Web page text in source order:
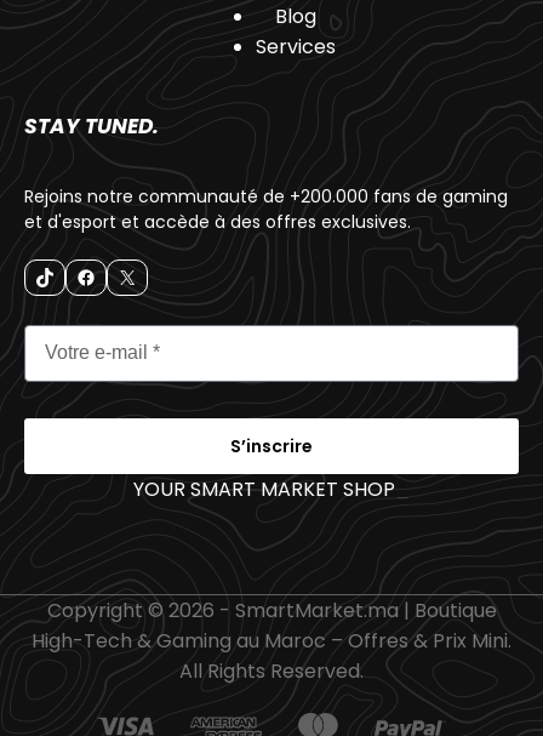
Blog
Services
STAY TUNED.
Rejoins notre communauté de +200.000 fans de gaming
et d'esport et accède à des offres exclusives.
S’inscrire
YOUR SMART MARKET SHOP _
Copyright © 2026 - SmartMarket.ma | Boutique
High-Tech & Gaming au Maroc – Offres & Prix Mini.
All Rights Reserved.